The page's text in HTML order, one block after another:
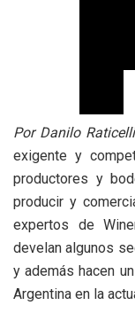
Por Danilo
exigente y
productores y
producir y
expertos de
develan algunos
y además hacen
Argentina en la